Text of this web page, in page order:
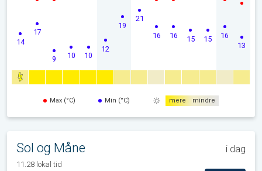
14
17
9 10 10
12
19
21
16 16 15 15 16
13
Max (°C) Min (°C) mere mindre
Sol og Måne i dag
11.28 lokal tid